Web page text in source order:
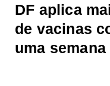
DF aplica
de vacinas
uma semana